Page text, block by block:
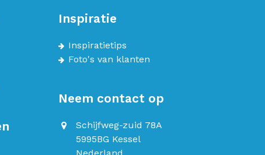
Inspiratie
Inspiratietips
Foto's van klanten
Neem contact op
Schijfweg-zuid 78A
5995BG Kessel
Nederland